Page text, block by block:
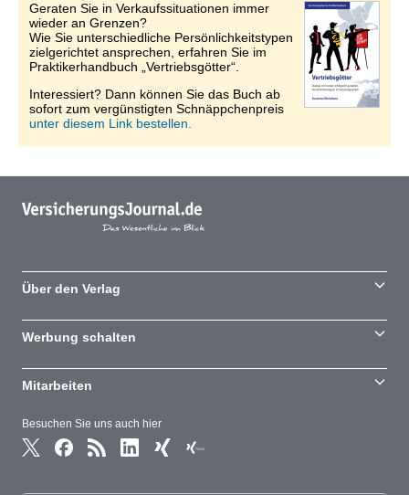
Geraten Sie in Verkaufssituationen immer
wieder an Grenzen?
Wie Sie unterschiedliche Persönlichkeitstypen
zielgerichtet ansprechen, erfahren Sie im
Praktikerhandbuch „Vertriebsgötter“.
Interessiert? Dann können Sie das Buch ab
sofort zum vergünstigten Schnäppchenpreis
unter diesem Link bestellen.
Besuchen Sie uns auch hier
Über den Verlag
Werbung schalten
Mitarbeiten